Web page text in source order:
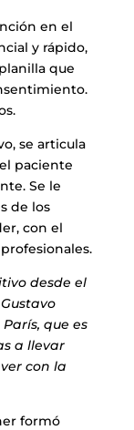
en el
y rápido,
que
se articula
paciente
Se le
de los
con el
desde el
que es
a llevar
con la
formó